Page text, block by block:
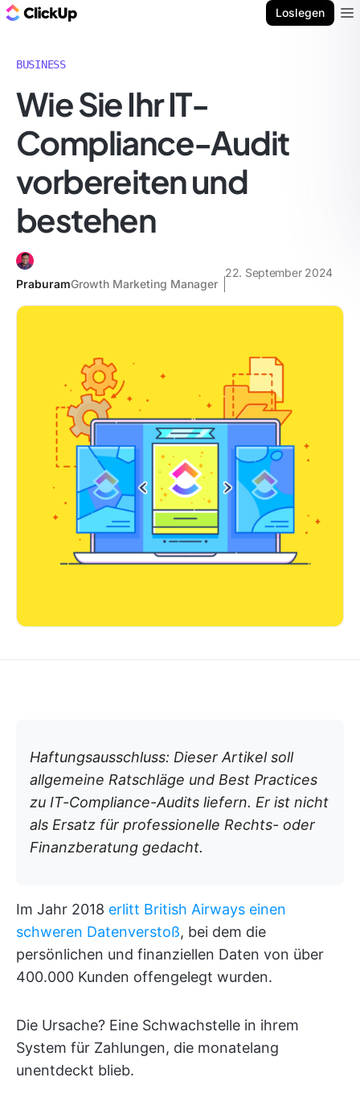
Loslegen
BUSINESS
Wie Sie Ihr IT-
Compliance-Audit
vorbereiten und
bestehen
PraburamGrowth Marketing Manager
22. September 2024
Haftungsausschluss: Dieser Artikel soll
allgemeine Ratschläge und Best Practices
zu IT-Compliance-Audits liefern. Er ist nicht
als Ersatz für professionelle Rechts- oder
Finanzberatung gedacht.
Im Jahr 2018 erlitt British Airways einen
schweren Datenverstoß, bei dem die
persönlichen und finanziellen Daten von über
400.000 Kunden offengelegt wurden.
Die Ursache? Eine Schwachstelle in ihrem
System für Zahlungen, die monatelang
unentdeckt blieb.